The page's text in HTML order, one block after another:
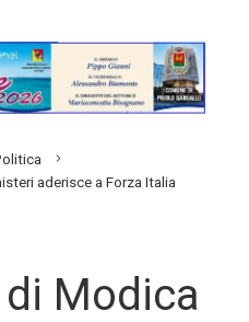
aderisce a Forza Italia
Modica